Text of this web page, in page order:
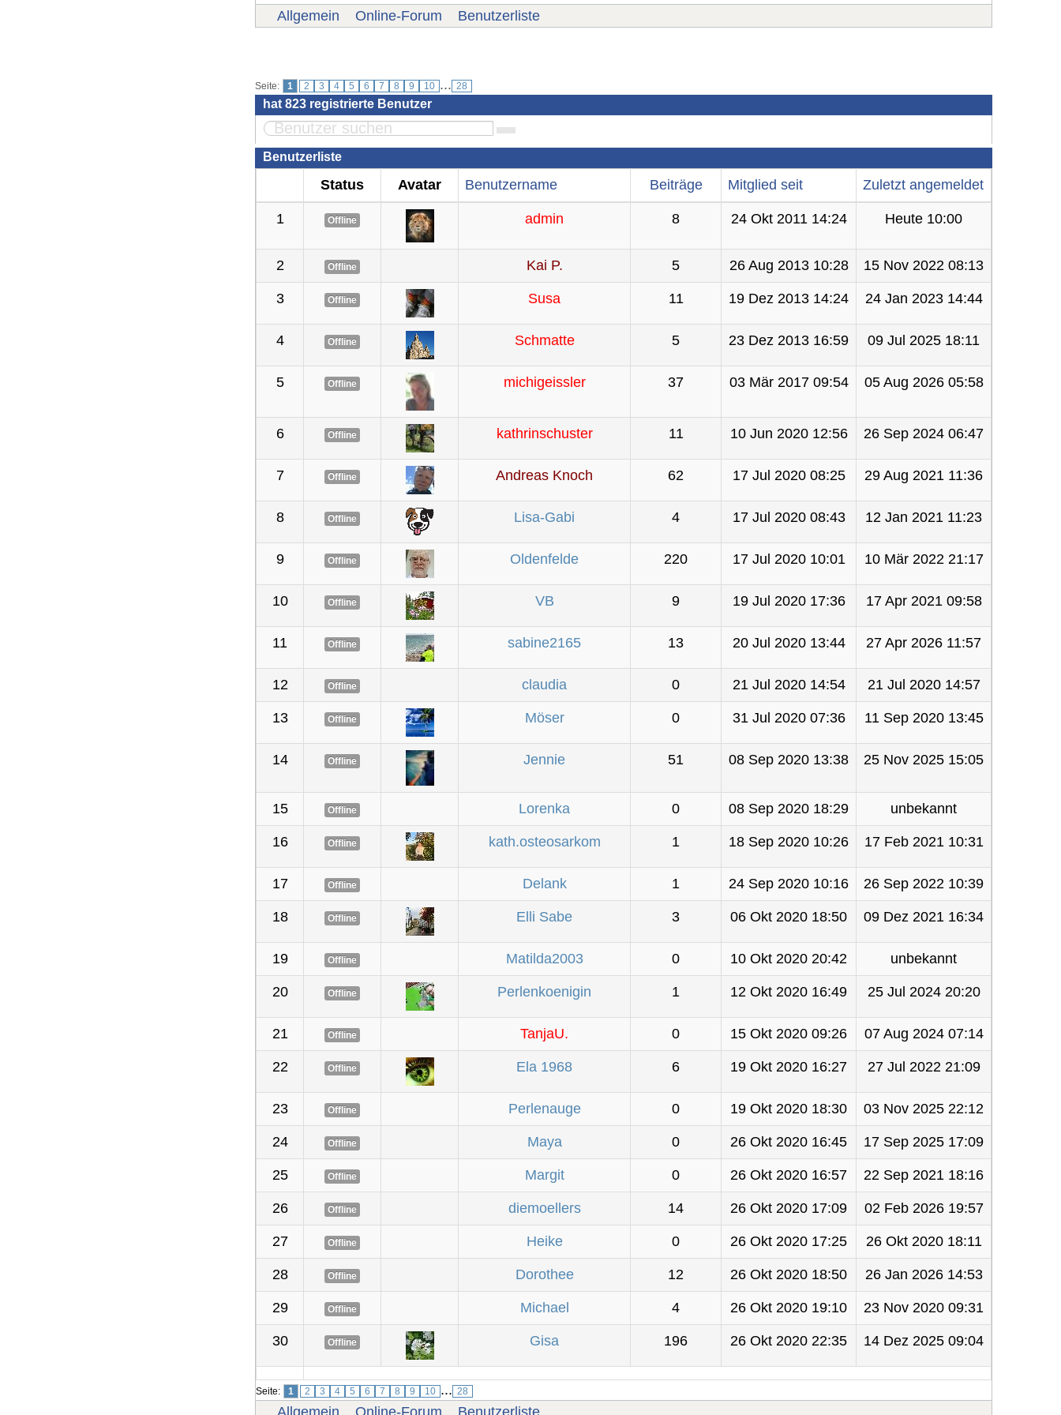
Allgemein Online-Forum Benutzerliste
Seite: 1 2 3 4 5 6 7 8 9 10 ... 28
hat 823 registrierte Benutzer
Benutzerliste
Status Avatar Benutzername Beiträge Mitglied seit Zuletzt angemeldet
1 Offline admin 8 24 Okt 2011 14:24 Heute 10:00
2 Offline Kai P. 5 26 Aug 2013 10:28 15 Nov 2022 08:13
3 Offline Susa 11 19 Dez 2013 14:24 24 Jan 2023 14:44
4 Offline Schmatte 5 23 Dez 2013 16:59 09 Jul 2025 18:11
5 Offline michigeissler 37 03 Mär 2017 09:54 05 Aug 2026 05:58
6 Offline kathrinschuster 11 10 Jun 2020 12:56 26 Sep 2024 06:47
7 Offline Andreas Knoch 62 17 Jul 2020 08:25 29 Aug 2021 11:36
8 Offline Lisa-Gabi 4 17 Jul 2020 08:43 12 Jan 2021 11:23
9 Offline Oldenfelde 220 17 Jul 2020 10:01 10 Mär 2022 21:17
10 Offline VB 9 19 Jul 2020 17:36 17 Apr 2021 09:58
11 Offline sabine2165 13 20 Jul 2020 13:44 27 Apr 2026 11:57
12 Offline claudia 0 21 Jul 2020 14:54 21 Jul 2020 14:57
13 Offline Möser 0 31 Jul 2020 07:36 11 Sep 2020 13:45
14 Offline Jennie 51 08 Sep 2020 13:38 25 Nov 2025 15:05
15 Offline Lorenka 0 08 Sep 2020 18:29 unbekannt
16 Offline kath.osteosarkom 1 18 Sep 2020 10:26 17 Feb 2021 10:31
17 Offline Delank 1 24 Sep 2020 10:16 26 Sep 2022 10:39
18 Offline Elli Sabe 3 06 Okt 2020 18:50 09 Dez 2021 16:34
19 Offline Matilda2003 0 10 Okt 2020 20:42 unbekannt
20 Offline Perlenkoenigin 1 12 Okt 2020 16:49 25 Jul 2024 20:20
21 Offline TanjaU. 0 15 Okt 2020 09:26 07 Aug 2024 07:14
22 Offline Ela 1968 6 19 Okt 2020 16:27 27 Jul 2022 21:09
23 Offline Perlenauge 0 19 Okt 2020 18:30 03 Nov 2025 22:12
24 Offline Maya 0 26 Okt 2020 16:45 17 Sep 2025 17:09
25 Offline Margit 0 26 Okt 2020 16:57 22 Sep 2021 18:16
26 Offline diemoellers 14 26 Okt 2020 17:09 02 Feb 2026 19:57
27 Offline Heike 0 26 Okt 2020 17:25 26 Okt 2020 18:11
28 Offline Dorothee 12 26 Okt 2020 18:50 26 Jan 2026 14:53
29 Offline Michael 4 26 Okt 2020 19:10 23 Nov 2020 09:31
30 Offline Gisa 196 26 Okt 2020 22:35 14 Dez 2025 09:04
Seite: 1 2 3 4 5 6 7 8 9 10 ... 28